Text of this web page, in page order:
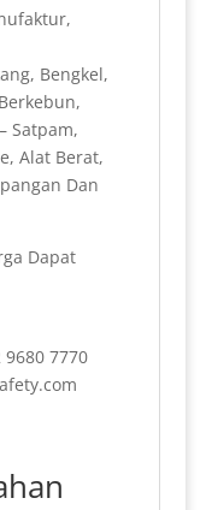
Bengkel,
Satpam,
Alat Berat,
Dan
Dapat
9680 7770